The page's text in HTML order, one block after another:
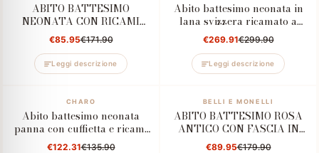
ABITO BATTESIMO
NEONATA CON RICAMI
PANNA
€85.95€171.90
Leggi descrizione
Abito battesimo neonata in
lana svizzera ricamato a
mano
€269.91€299.90
Leggi descrizione
CHARO
Abito battesimo neonata
panna con cuffietta e ricami
floreali
€122.31€135.90
BELLI E MONELLI
ABITO BATTESIMO ROSA
ANTICO CON FASCIA IN
RASO
€89.95€179.90